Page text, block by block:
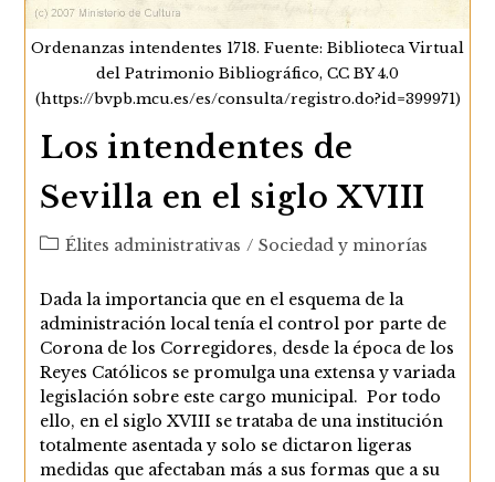
Ordenanzas intendentes 1718. Fuente: Biblioteca Virtual
del Patrimonio Bibliográfico, CC BY 4.0
(https://bvpb.mcu.es/es/consulta/registro.do?id=399971)
Los intendentes de
Sevilla en el siglo XVIII
Categoría
la
entrada:
Élites administrativas / Sociedad y minorías
Dada la importancia que en el esquema de la
administración local tenía el control por parte de
Corona de los Corregidores, desde la época de los
Reyes Católicos se promulga una extensa y variada
legislación sobre este cargo municipal. Por todo
ello, en el siglo XVIII se trataba de una institución
totalmente asentada y solo se dictaron ligeras
medidas que afectaban más a sus formas que a su